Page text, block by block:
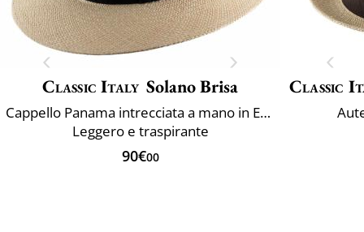
Classic Italy Solano Brisa
Cappello Panama intrecciata a mano in Ecuador
Leggero e traspirante
90€00
Classic